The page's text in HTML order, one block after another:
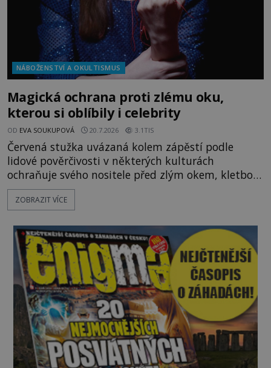
NÁBOŽENSTVÍ A OKULTISMUS
Magická ochrana proti zlému oku,
kterou si oblíbily i celebrity
OD EVA SOUKUPOVÁ 20.7.2026 3.1TIS
Červená stužka uvázaná kolem zápěstí podle
lidové pověrčivosti v některých kulturách
ochraňuje svého nositele před zlým okem, kletbou,
která může přivodit neštěstí či nemoc. S tímto
nenápadným symbolem magické ochrany lze
nebo Leonarda DiCapria. Na Blízkém východě a v
židovských komunitách po celém světě, je
ZOBRAZIT VÍCE